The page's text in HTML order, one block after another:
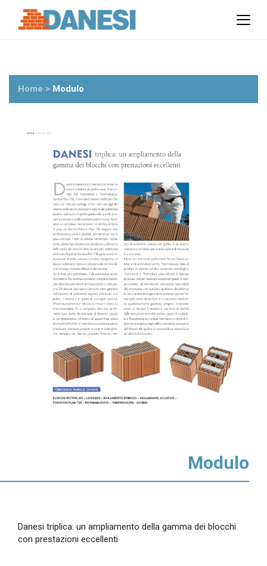
Stabilimenti
News
Eventi
Mostre
Rassegna stampa
Video
Novità dall’azienda
In evidenza
Normablok Più High Performance
Muratura armata Danesi
Normablok Più Ponti Termici
Normablok Più Taglio Termico
Normablok Più CAM
Normablok Più S40 MA ricostruzione post sisma
Referenze
Home > Modulo
Modulo
Danesi triplica: un ampliamento della gamma dei blocchi
con prestazioni eccellenti